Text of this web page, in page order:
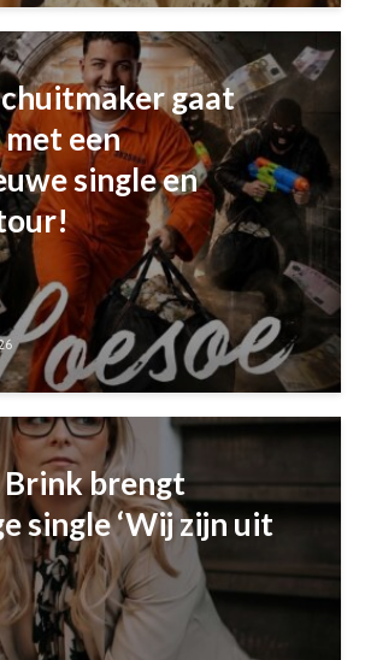
gaat
met een
single en
Brink brengt
single ‘Wij zijn uit